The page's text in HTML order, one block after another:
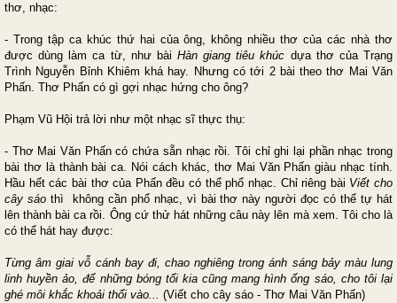
thơ, nhạc:
- Trong tập ca khúc thứ hai của ông, không nhiều thơ của các nhà thơ
được dùng làm ca từ, như bài Hàn giang tiêu khúc dựa thơ của Trạng
Trình Nguyễn Bỉnh Khiêm khá hay. Nhưng có tới 2 bài theo thơ Mai Văn
Phấn. Thơ Phấn có gì gợi nhạc hứng cho ông?
Phạm Vũ Hội trả lời như một nhạc sĩ thực thụ:
- Thơ Mai Văn Phấn có chứa sẵn nhạc rồi. Tôi chỉ ghi lại phần nhạc trong
bài thơ là thành bài ca. Nói cách khác, thơ Mai Văn Phấn giàu nhạc tính.
Hầu hết các bài thơ của Phấn đều có thể phổ nhạc. Chỉ riêng bài Viết cho
cây sáothì
không cần phổ nhạc, vì bài thơ này người đọc có thể tự hát
lên thành bài ca rồi. Ông cứ thử hát những câu này lên mà xem. Tôi cho là
có thể hát hay được:
Từng âm giai vỗ cánh bay đi, chao nghiêng trong ánh sáng bảy màu lung
linh huyền ảo, để những bóng tối kia cũng mang hình ống sáo, cho tôi lại
ghé môi khắc khoải thổi vào... (Viết cho cây sáo - Thơ Mai Văn Phấn)